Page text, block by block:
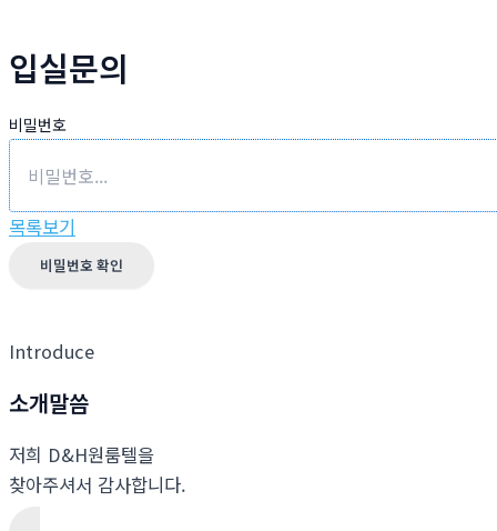
입실문의
비밀번호
목록보기
비밀번호 확인
Introduce
소개말씀
저희 D&H원룸텔을
찾아주셔서 감사합니다.